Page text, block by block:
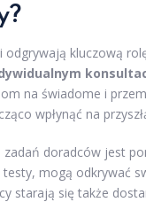
odgrywają kluczową
na świadome i
wpłynąć na
zadań doradców jest
mogą odkrywać
starają się także